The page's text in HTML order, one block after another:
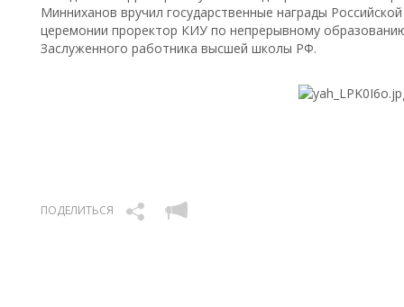
Минниханов вручил государственные награды
церемонии проректор КИУ по непрерывному
Заслуженного работника высшей школы РФ.
ПОДЕЛИТЬСЯ